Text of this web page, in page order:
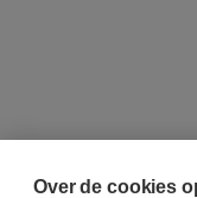
Over de cookies